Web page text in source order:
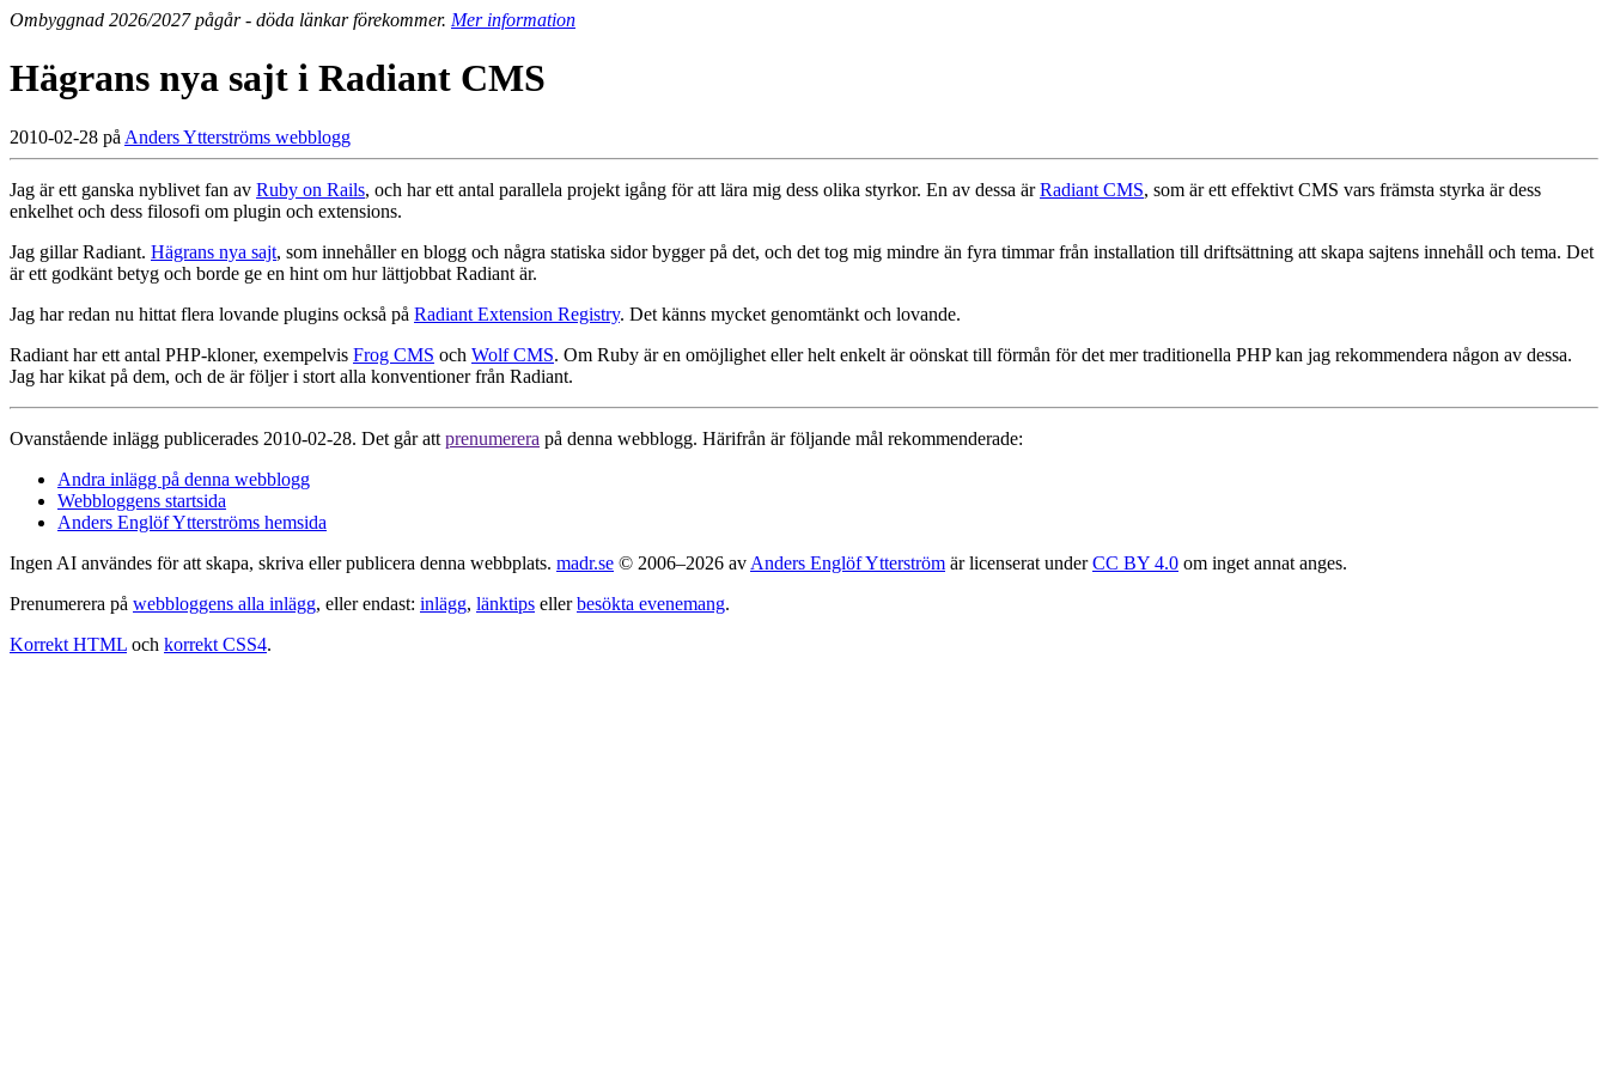
Ombyggnad 2026/2027 pågår - döda länkar förekommer. Mer information
Hägrans nya sajt i Radiant CMS
2010-02-28 på Anders Ytterströms webblogg
Jag är ett ganska nyblivet fan av Ruby on Rails, och har ett antal parallela projekt igång för att lära mig dess olika styrkor. En av dessa ärRadiant CMS, som är ett effektivt CMS vars främsta styrka är dess
enkelhet och dess filosofi om plugin och extensions.
Jag gillar Radiant. Hägrans nya sajt, som innehåller en blogg och några statiska sidor bygger på det, och det tog mig mindre än fyra timmar från installation till driftsättning att skapa sajtens innehåll och tema. Det
är ett godkänt betyg och borde ge en hint om hur lättjobbat Radiant är.
Jag har redan nu hittat flera lovande plugins också på Radiant Extension Registry. Det känns mycket genomtänkt och lovande.
Radiant har ett antal PHP-kloner, exempelvis Frog CMS och Wolf CMS. Om Ruby är en omöjlighet eller helt enkelt är oönskat till förmån för det mer traditionella PHP kan jag rekommendera någon av dessa.
Jag har kikat på dem, och de är följer i stort alla konventioner från Radiant.
Ovanstående inlägg publicerades 2010-02-28. Det går att prenumerera på denna webblogg. Härifrån är följande mål rekommenderade:
Andra inlägg på denna webblogg
Webbloggens startsida
Anders Englöf Ytterströms hemsida
Ingen AI användes för att skapa, skriva eller publicera denna webbplats. madr.se © 2006–2026 av Anders Englöf Ytterström är licenserat underCC BY 4.0 om inget annat anges.
Prenumerera på webbloggens alla inlägg, eller endast: inlägg, länktips ellerbesökta evenemang.
Korrekt HTML och korrekt CSS4.